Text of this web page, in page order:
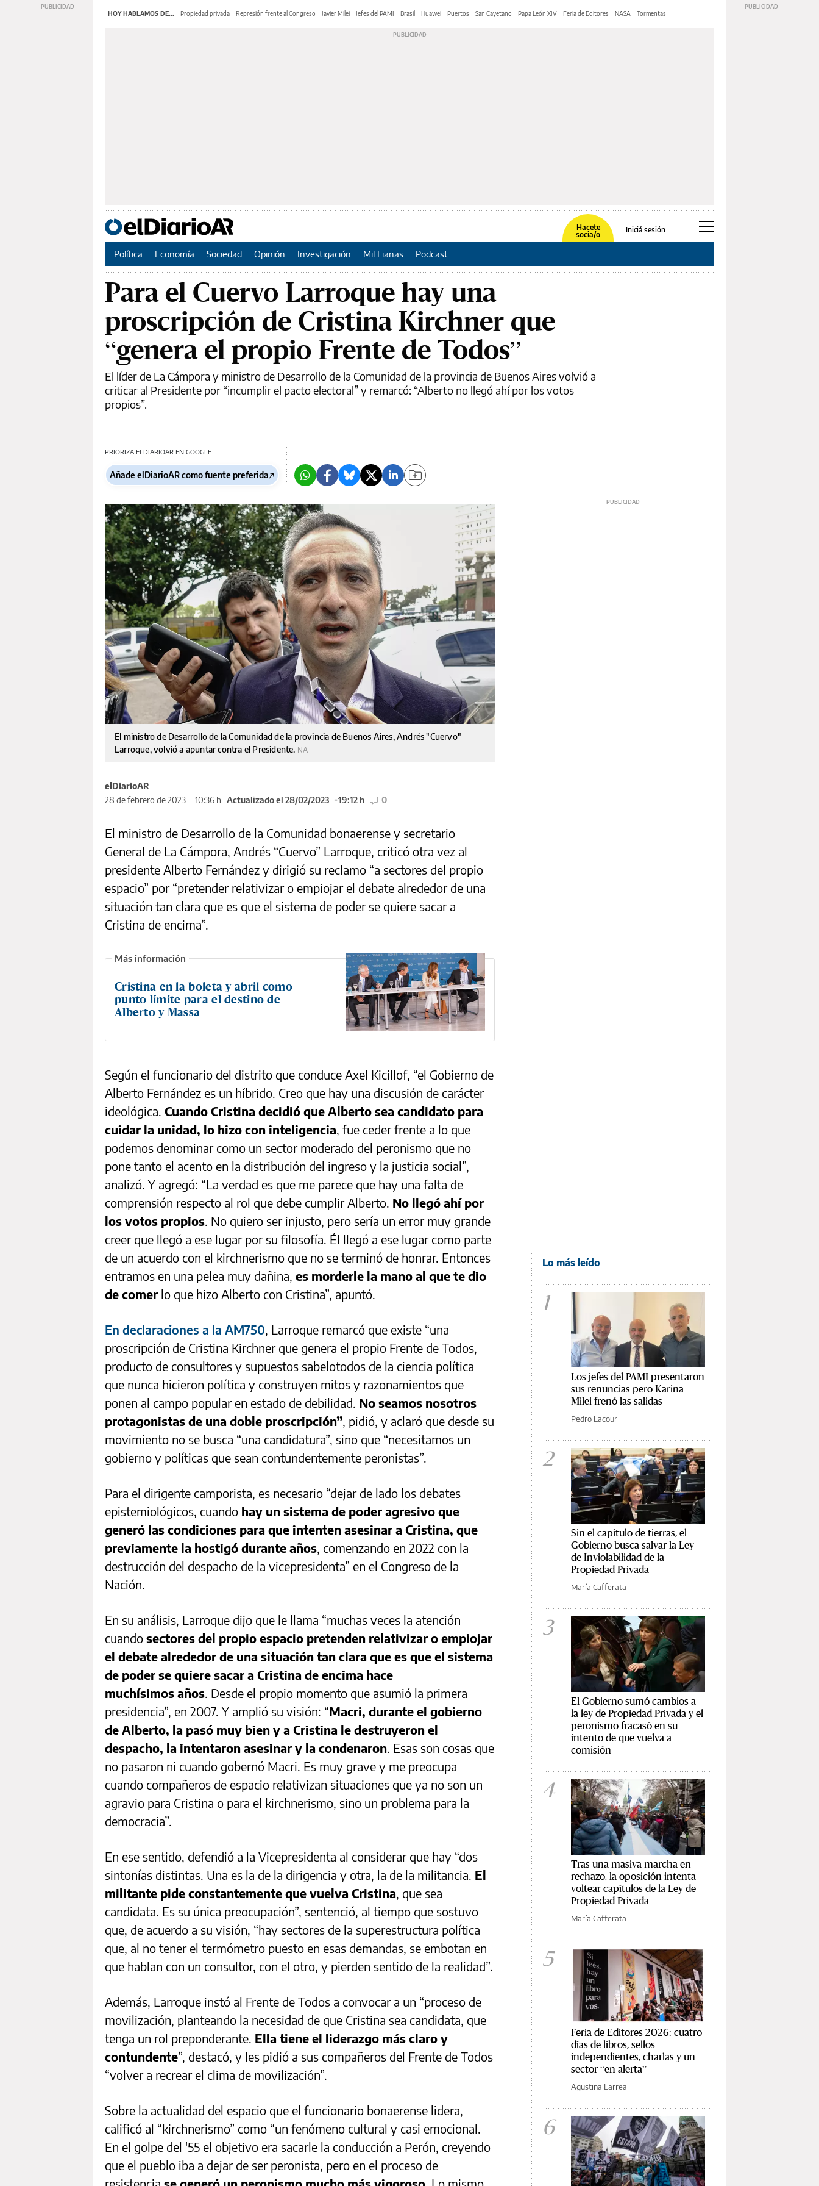
HOY HABLAMOS DE... Propiedad privada Represión frente al Congreso Javier Milei Jefes del PAMI Brasil Huawei Puertos San Cayetano Papa León XIV Feria de Editores NASA Tormentas
Hacete
socia/o
Iniciá sesión
Política Economía Sociedad Opinión Investigación Mil Lianas Podcast
Para el Cuervo Larroque hay una
proscripción de Cristina Kirchner que
“genera el propio Frente de Todos”
El líder de La Cámpora y ministro de Desarrollo de la Comunidad de la provincia de Buenos Aires volvió a
criticar al Presidente por “incumplir el pacto electoral” y remarcó: “Alberto no llegó ahí por los votos
propios”.
PRIORIZA ELDIARIOAR EN GOOGLE
Añade elDiarioAR como fuente preferida
El ministro de Desarrollo de la Comunidad de la provincia de Buenos Aires, Andrés "Cuervo"
Larroque, volvió a apuntar contra el Presidente. NA
elDiarioAR
28 de febrero de 2023
10:36 h Actualizado el 28/02/2023 19:12 h 0
El ministro de Desarrollo de la Comunidad bonaerense y secretario
General de La Cámpora, Andrés “Cuervo” Larroque, criticó otra vez al
presidente Alberto Fernández y dirigió su reclamo “a sectores del propio
espacio” por “pretender relativizar o empiojar el debate alrededor de una
situación tan clara que es que el sistema de poder se quiere sacar a
Cristina de encima”.
Cristina en la boleta y abril como
punto límite para el destino de
Alberto y Massa
Según el funcionario del distrito que conduce Axel Kicillof, “el Gobierno de
Alberto Fernández es un híbrido. Creo que hay una discusión de carácter
ideológica. Cuando Cristina decidió que Alberto sea candidato para
cuidar la unidad, lo hizo con inteligencia, fue ceder frente a lo que
podemos denominar como un sector moderado del peronismo que no
pone tanto el acento en la distribución del ingreso y la justicia social”,
analizó. Y agregó: “La verdad es que me parece que hay una falta de
comprensión respecto al rol que debe cumplir Alberto. No llegó ahí por
los votos propios. No quiero ser injusto, pero sería un error muy grande
creer que llegó a ese lugar por su filosofía. Él llegó a ese lugar como parte
de un acuerdo con el kirchnerismo que no se terminó de honrar. Entonces
entramos en una pelea muy dañina, es morderle la mano al que te dio
de comer lo que hizo Alberto con Cristina”, apuntó.
En declaraciones a la AM750, Larroque remarcó que existe “una
proscripción de Cristina Kirchner que genera el propio Frente de Todos,
producto de consultores y supuestos sabelotodos de la ciencia política
que nunca hicieron política y construyen mitos y razonamientos que
ponen al campo popular en estado de debilidad. No seamos nosotros
protagonistas de una doble proscripción”, pidió, y aclaró que desde su
movimiento no se busca “una candidatura”, sino que “necesitamos un
gobierno y políticas que sean contundentemente peronistas”.
Para el dirigente camporista, es necesario “dejar de lado los debates
epistemiológicos, cuando hay un sistema de poder agresivo que
generó las condiciones para que intenten asesinar a Cristina, que
previamente la hostigó durante años, comenzando en 2022 con la
destrucción del despacho de la vicepresidenta” en el Congreso de la
Nación.
En su análisis, Larroque dijo que le llama “muchas veces la atención
cuando sectores del propio espacio pretenden relativizar o empiojar
el debate alrededor de una situación tan clara que es que el sistema
de poder se quiere sacar a Cristina de encima hace
muchísimos años. Desde el propio momento que asumió la primera
presidencia”, en 2007. Y amplió su visión: “Macri, durante el gobierno
de Alberto, la pasó muy bien y a Cristina le destruyeron el
despacho, la intentaron asesinar y la condenaron. Esas son cosas que
no pasaron ni cuando gobernó Macri. Es muy grave y me preocupa
cuando compañeros de espacio relativizan situaciones que ya no son un
agravio para Cristina o para el kirchnerismo, sino un problema para la
democracia”.
En ese sentido, defendió a la Vicepresidenta al considerar que hay “dos
sintonías distintas. Una es la de la dirigencia y otra, la de la militancia. El
militante pide constantemente que vuelva Cristina, que sea
candidata. Es su única preocupación”, sentenció, al tiempo que sostuvo
que, de acuerdo a su visión, “hay sectores de la superestructura política
que, al no tener el termómetro puesto en esas demandas, se embotan en
que hablan con un consultor, con el otro, y pierden sentido de la realidad”.
Además, Larroque instó al Frente de Todos a convocar a un “proceso de
movilización, planteando la necesidad de que Cristina sea candidata, que
tenga un rol preponderante. Ella tiene el liderazgo más claro y
contundente”, destacó, y les pidió a sus compañeros del Frente de Todos
“volver a recrear el clima de movilización”.
Sobre la actualidad del espacio que el funcionario bonaerense lidera,
calificó al “kirchnerismo” como “un fenómeno cultural y casi emocional.
En el golpe del '55 el objetivo era sacarle la conducción a Perón, creyendo
que el pueblo iba a dejar de ser peronista, pero en el proceso de
Lo más leído
1
Los jefes del PAMI presentaron
sus renuncias pero Karina
Milei frenó las salidas
Pedro Lacour
2
Sin el capítulo de tierras, el
Gobierno busca salvar la Ley
de Inviolabilidad de la
Propiedad Privada
María Cafferata
3
El Gobierno sumó cambios a
la ley de Propiedad Privada y el
peronismo fracasó en su
intento de que vuelva a
comisión
4
Tras una masiva marcha en
rechazo, la oposición intenta
voltear capítulos de la Ley de
Propiedad Privada
María Cafferata
5
Feria de Editores 2026: cuatro
días de libros, sellos
independientes, charlas y un
sector “en alerta”
Agustina Larrea
6